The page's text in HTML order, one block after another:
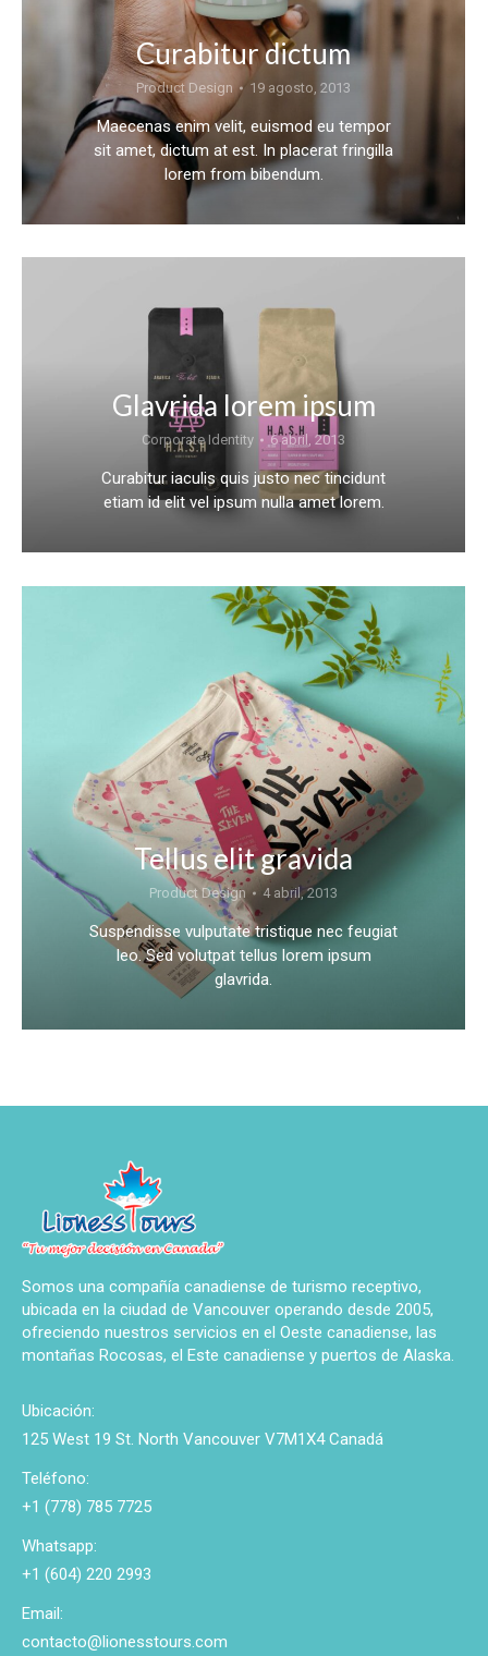
Curabitur dictum
Product Design 19 agosto, 2013
Maecenas enim velit, euismod eu tempor
sit amet, dictum at est. In placerat fringilla
lorem from bibendum.
Glavrida lorem ipsum
Corporate Identity 6 abril, 2013
Curabitur iaculis quis justo nec tincidunt
etiam id elit vel ipsum nulla amet lorem.
Tellus elit gravida
Product Design 4 abril, 2013
Suspendisse vulputate tristique nec feugiat
leo. Sed volutpat tellus lorem ipsum
glavrida.
Somos una compañía canadiense de turismo receptivo,
ubicada en la ciudad de Vancouver operando desde 2005,
ofreciendo nuestros servicios en el Oeste canadiense, las
montañas Rocosas, el Este canadiense y puertos de Alaska.
Ubicación:
125 West 19 St. North Vancouver V7M1X4 Canadá
Teléfono:
+1 (778) 785 7725
Whatsapp:
+1 (604) 220 2993
Email:
contacto@lionesstours.com